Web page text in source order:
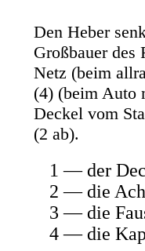
Den Heber
Großbauer des
Netz (beim
(4) (beim Auto
Deckel vom
(2 ab).
1 — der
2 — die
3 — die
4 — die